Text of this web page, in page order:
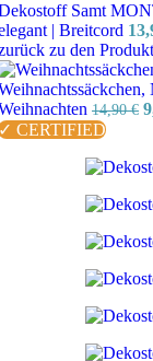
Samt
| Breitcord
zu den
14,90€
CERTIFIED